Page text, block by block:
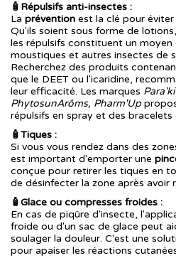
🧴Répulsifs anti-insectes :
La prévention est la clé pour
Qu'ils soient sous forme de
les répulsifs constituent un
moustiques et autres insectes de
Recherchez des produits
que le DEET ou l'icaridine,
leur efficacité. Les marques
PhytosunArôms, Pharm'Up
répulsifs en spray et des
🧴Tiques :
Si vous vous rendez dans des
est important d'emporter une
conçue pour retirer les tiques en
de désinfecter la zone après avoir
🧴Glace ou compresses froides :
En cas de piqûre d'insecte,
froide ou d'un sac de glace peut
soulager la douleur. C'est une
pour apaiser les réactions